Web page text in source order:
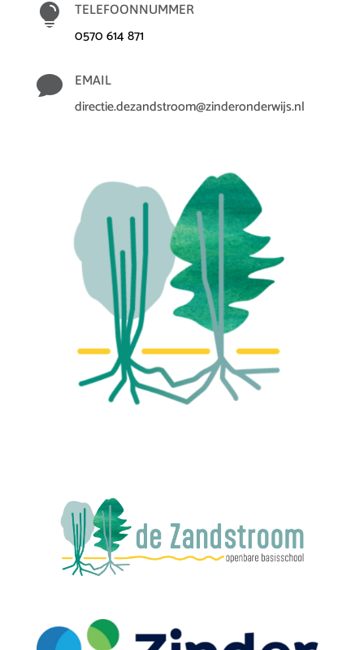
 TELEFOONNUMMER
0570 614 871
 EMAIL
directie.dezandstroom@zinderonderwijs.nl